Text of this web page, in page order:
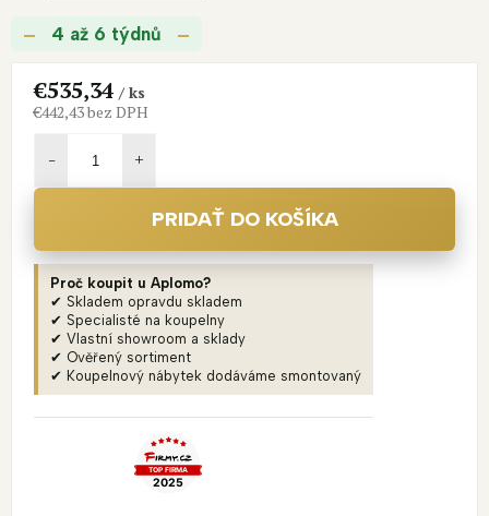
4 až 6 týdnů
€535,34/ ks
€442,43 bez DPH
PRIDAŤ DO KOŠÍKA
Proč koupit u Aplomo?
✔ Skladem opravdu skladem
✔ Specialisté na koupelny
✔ Vlastní showroom a sklady
✔ Ověřený sortiment
✔ Koupelnový nábytek dodáváme smontovaný